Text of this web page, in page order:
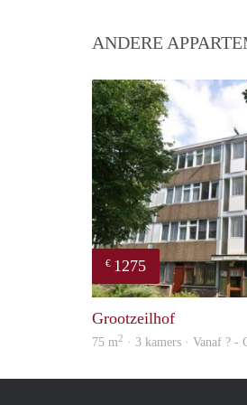
ANDERE
€ 1275
Grootzeilhof
75 m2 · 3 kamers · Vanaf ? -